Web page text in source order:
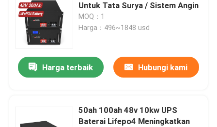
Untuk Tata Surya / Sistem Angin
MOQ：1
Harga：496~1848 usd
Harga terbaik Hubungi kami
50ah 100ah 48v 10kw UPS
Baterai Lifepo4 Meningkatkan